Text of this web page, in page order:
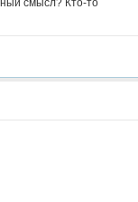
смысл? Кто-то